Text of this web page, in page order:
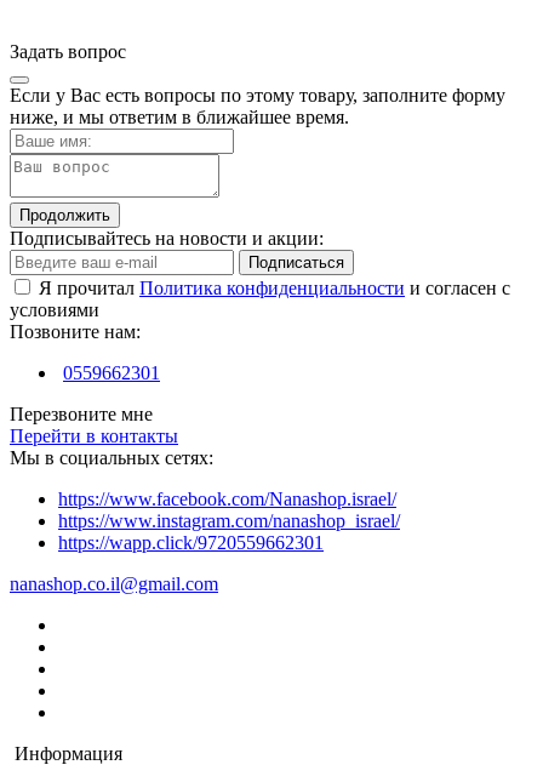
Задать вопрос
Если у Вас есть вопросы по этому товару, заполните форму
ниже, и мы ответим в ближайшее время.
Продолжить
Подписывайтесь на новости и акции:
Подписаться
Я прочитал Политика конфиденциальности и согласен с
условиями
Позвоните нам:
0559662301
Перезвоните мне
Перейти в контакты
Мы в социальных сетях:
https://www.facebook.com/Nanashop.israel/
https://www.instagram.com/nanashop_israel/
https://wapp.click/9720559662301
nanashop.co.il@gmail.com
Информация